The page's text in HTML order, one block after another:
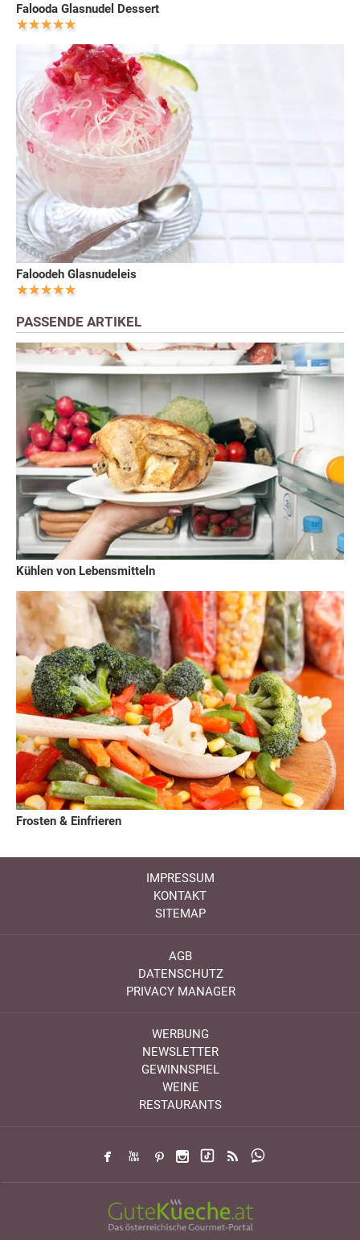
Falooda Glasnudel Dessert
Faloodeh Glasnudeleis
PASSENDE ARTIKEL
Kühlen von Lebensmitteln
Frosten & Einfrieren
IMPRESSUM
KONTAKT
SITEMAP
AGB
DATENSCHUTZ
PRIVACY MANAGER
WERBUNG
NEWSLETTER
GEWINNSPIEL
WEINE
RESTAURANTS